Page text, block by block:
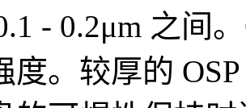
- 0.2μm 之间
度。较厚的